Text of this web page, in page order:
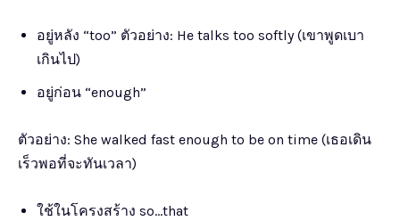
อยู่หลัง “too” ตัวอย่าง: He talks too softly (เขาพูดเบา
เกินไป)
อยู่ก่อน “enough”
ตัวอย่าง: She walked fast enough to be on time (เธอเดิน
เร็วพอที่จะทันเวลา)
ใช้ในโครงสร้าง so…that